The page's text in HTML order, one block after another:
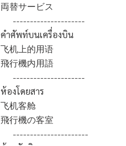
両替サービス
---------------------
คำศัพท์บนเครื่องบิน
飞机上的用语
飛行機内用語
---------------------
ห้องโดยสาร
飞机客舱
飛行機の客室
----------------------